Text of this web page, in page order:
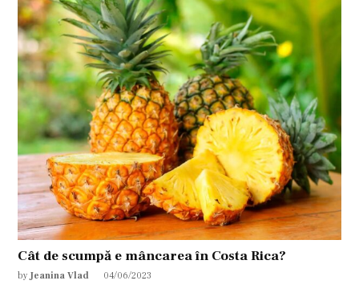
Cât de scumpă e mâncarea în Costa Rica?
by Jeanina Vlad 04/06/2023